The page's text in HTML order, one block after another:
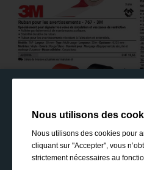
Nous utilisons des
Nous utilisons des cookies pour
cliquant sur "Accepter", vous
strictement nécessaires au